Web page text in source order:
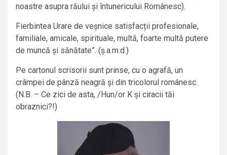
noastre asupra răului și întunericului Românesc).
Fierbintea Urare de veșnice satisfacții profesionale,
familiale, amicale, spirituale, multă, foarte multă putere
de muncă și sănătate”. (ș.a.m.d.)
Pe cartonul scrisorii sunt prinse, cu o agrafă, un
crâmpei de pânză neagră și din tricolorul românesc.
(N.B. – Ce zici de asta, /Hun/or K și ciracii tăi
obraznici?!)